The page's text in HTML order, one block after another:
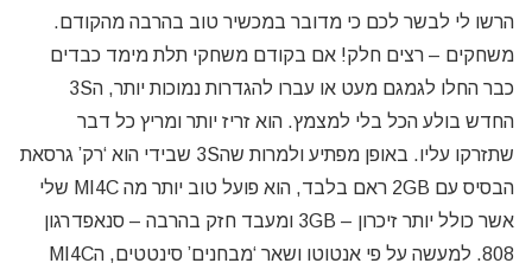
הרשו לי לבשר לכם כי מדובר במכשיר טוב בהרבה מהקודם.
משחקים – רצים חלק! אם בקודם משחקי תלת מימד כבדים
כבר החלו לגמגם מעט או עברו להגדרות נמוכות יותר, ה3S
החדש בולע הכל בלי למצמץ. הוא זריז יותר ומריץ כל דבר
שתזרקו עליו. באופן מפתיע ולמרות שה3S שבידי הוא ‘רק’ גרסאת
הבסיס עם 2GB ראם בלבד, הוא פועל טוב יותר מה MI4C שלי
אשר כולל יותר זיכרון – 3GB ומעבד חזק בהרבה – סנאפדרגון
808. למעשה על פי אנטוטו ושאר ‘מבחנים’ סינטטים, הMI4C